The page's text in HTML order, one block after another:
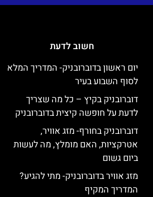
חשוב לדעת
יום ראשון בדוברובניק- המדריך המלא
לסוף השבוע בעיר
דוברובניק בקיץ – כל מה שצריך
לדעת על חופשה קיצית בדוברובניק
דוברובניק בחורף- מזג אוויר,
אטרקציות, האם מומלץ, מה לעשות
ביום גשום
מזג אוויר בדוברובניק- מתי להגיע?
המדריך המקיף